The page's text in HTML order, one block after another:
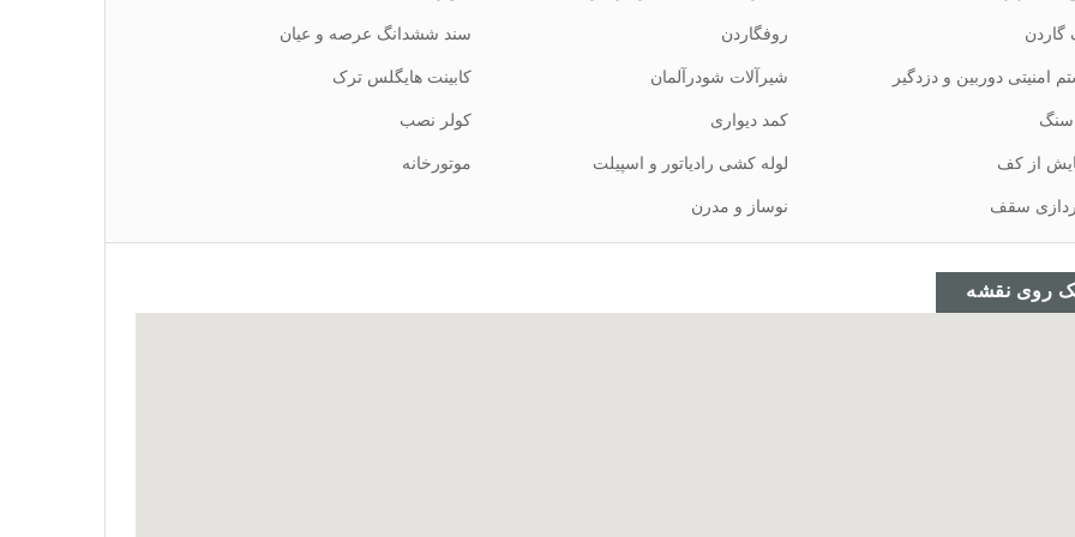
گاردن روفگاردن سند ششدانگ عرصه و عیان
امنیتی دوربین و دزدگیر شیرآلات شودرآلمان کابینت هایگلس ترک
کمد دیواری کولر نصب
از کف لوله کشی رادیاتور و اسپیلت موتورخانه
سقف نوساز و مدرن
روی نقشه